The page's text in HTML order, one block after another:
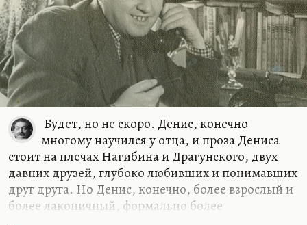
модернистом, тогда как сам он модернистов
ненавидел, утверждал, что он представляет
классическую толстовско-чеховско-тургеневскую
традицию, и все разговоры о том, что он
новатор,…
Будет, но не скоро. Денис, конечно
многому научился у отца, и проза Дениса
стоит на плечах Нагибина и Драгунского, двух
давних друзей, глубоко любивших и понимавших
друг друга. Но Денис, конечно, более взрослый и
более лаконичный, формально более